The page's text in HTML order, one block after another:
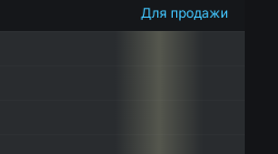
Для продажи